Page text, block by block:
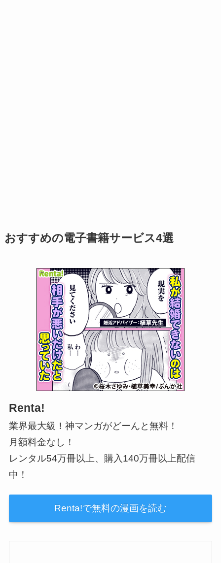
おすすめの電子書籍サービス4選
Renta!
業界最大級！神マンガがどーんと無料！
月額料金なし！
レンタル54万冊以上、購入140万冊以上配信
中！
Renta!で無料の漫画を読む